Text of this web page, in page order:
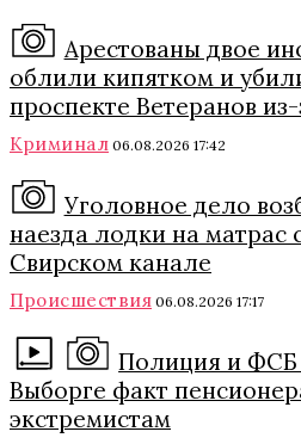
Арестованы двое
облили кипятком и
проспекте Ветеранов
Криминал 06.08.2026 17:42
Уголовное дело
наезда лодки на матрас
Свирском канале
Происшествия 06.08.2026 17:17
Полиция и ФСБ
Выборге факт
экстремистам